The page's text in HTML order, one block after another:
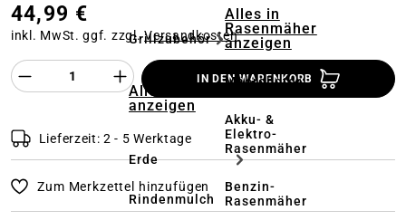
Grillzubehör
Alles in Pflanze
anzeigen
Erde
Rindenmulch
Alles in
Rasenmäher
anzeigen
Mähroboter
Akku- &
Elektro-
Rasenmäher
Benzin-
Rasenmäher
44,99 €
inkl. MwSt. ggf. zzgl.Versandkosten
Produkt Anzahl des Produktes
IN DEN WARENKORB
Lieferzeit: 2 - 5 Werktage
Zum Merkzettel hinzufügen